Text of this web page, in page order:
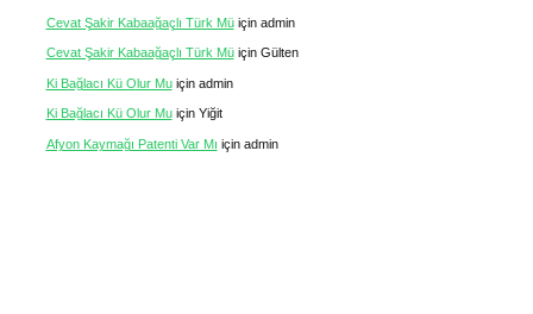
Cevat Şakir Kabaağaçlı Türk Müiçin admin
Cevat Şakir Kabaağaçlı Türk Müiçin Gülten
Ki Bağlacı Kü Olur Muiçin admin
Ki Bağlacı Kü Olur Muiçin Yiğit
Afyon Kaymağı Patenti Var Mı için admin